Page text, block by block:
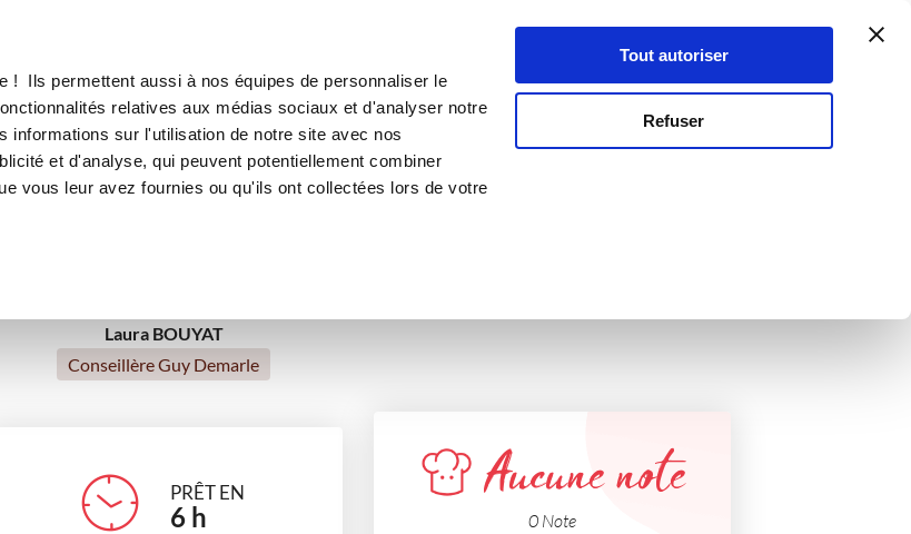
! Ils permettent aussi à nos équipes de personnaliser le
relatives aux médias sociaux et d'analyser notre
informations sur l'utilisation de notre site avec nos
et d'analyse, qui peuvent potentiellement combiner
vous leur avez fournies ou qu'ils ont collectées lors de votre
Tout autoriser
Refuser
Se connecter
Nougat glacé
Saint-Valentin Repas de fête Petits gourmands
Pour recevoir Noël
Laura BOUYAT
Conseillère Guy Demarle
PRÊT EN
6 h
Aucune note
0 Note